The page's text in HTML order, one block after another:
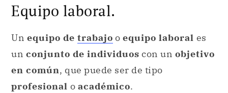
Equipo laboral.
Un equipo de trabajo o equipo laboral es
un conjunto de individuos con un objetivo
en común, que puede ser de tipo
profesional o académico.